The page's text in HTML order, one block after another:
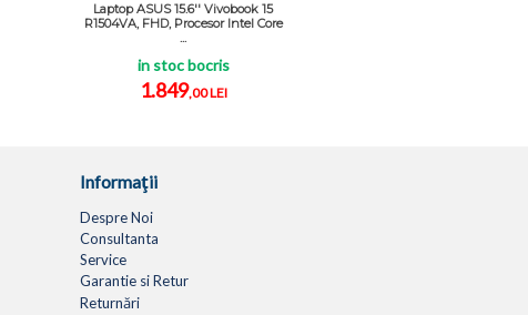
Laptop ASUS 15.6'' Vivobook 15
R1504VA, FHD, Procesor Intel Core
...
in stoc bocris
1.849,00 LEI
Informaţii
Despre Noi
Consultanta
Service
Garantie si Retur
Returnări